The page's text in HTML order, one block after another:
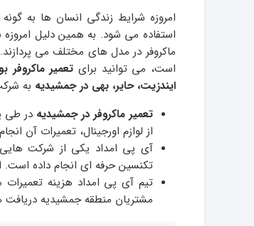
امروزه شرایط زندگی انسان ها به
استفاده می شود. به همین دلیل امروزه
ماکروفر در مدل های مختلف می
است، می توانید برای تعمیر ماکروفر
ایندزیت، حایر، بهی در جمشیدیه به
تعمیر ماکروفر در جمشیدیهدر طی
از لوازم اورجینال، تعمیرات آن
تکنسین حرفه ای انجام داده
تیم آی پی امداد هزینه تعمیرات
مشتریان منطقه جمشیدیه دریافت